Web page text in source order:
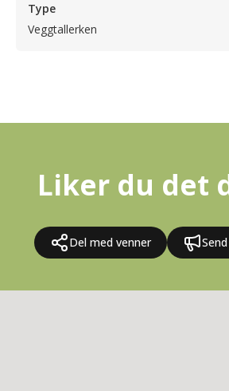
Type
Veggtallerken
Liker du det
Del med venner